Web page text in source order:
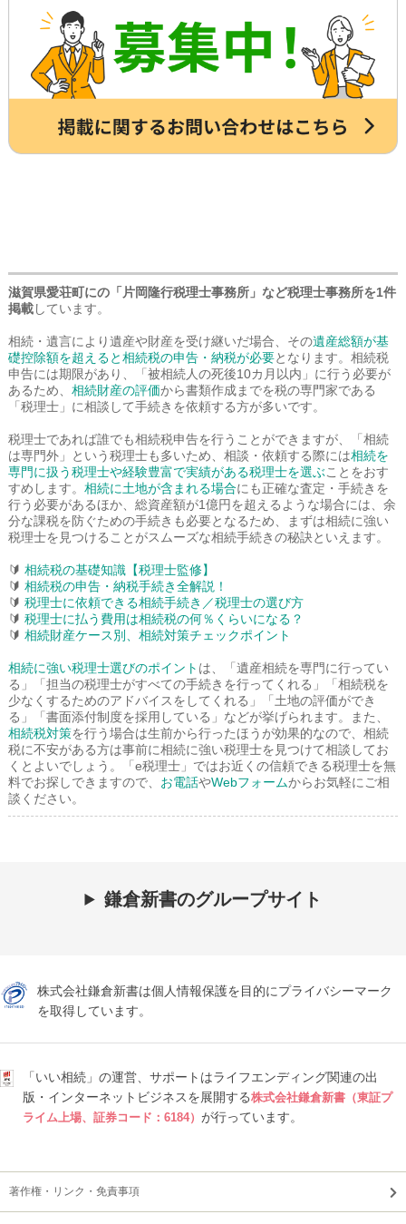
滋賀県愛荘町にの「片岡隆行税理士事務所」など税理士事務所を1件
掲載しています。
相続・遺言により遺産や財産を受け継いだ場合、その遺産総額が基
礎控除額を超えると相続税の申告・納税が必要となります。相続税
申告には期限があり、「被相続人の死後10カ月以内」に行う必要が
あるため、 相続財産の評価から書類作成までを税の専門家である
「税理士」に相談して手続きを依頼する方が多いです。
税理士であれば誰でも相続税申告を行うことができますが、「相続
は専門外」という税理士も多いため、相談・依頼する際には相続を
専門に扱う税理士や経験豊富で実績がある税理士を選ぶことをおす
すめします。 相続に土地が含まれる場合にも正確な査定・手続きを
行う必要があるほか、総資産額が1億円を超えるような場合には、余
分な課税を防ぐための手続きも必要となるため、まずは相続に強い
税理士を見つけることがスムーズな相続手続きの秘訣といえます。
🔰 相続税の基礎知識【税理士監修】
🔰 相続税の申告・納税手続き全解説！
🔰 税理士に依頼できる相続手続き／税理士の選び方
🔰 税理士に払う費用は相続税の何％くらいになる？
🔰 相続財産ケース別、相続対策チェックポイント
相続に強い税理士選びのポイント は、「遺産相続を専門に行ってい
る」「担当の税理士がすべての手続きを行ってくれる」「相続税を
少なくするためのアドバイスをしてくれる」「土地の評価ができ
る」「書面添付制度を採用している」などが挙げられます。また、
相続税対策を行う場合は生前から行ったほうが効果的なので、相続
税に不安がある方は事前に相続に強い税理士を見つけて相談してお
くとよいでしょう。「e税理士」ではお近くの信頼できる税理士を無
料でお探しできますので、 お電話やWebフォームからお気軽にご相
談ください。
鎌倉新書のグループサイト
株式会社鎌倉新書は個人情報保護を目的にプライバシーマーク
を取得しています。
「いい相続」の運営、サポートはライフエンディング関連の出
版・インターネットビジネスを展開する株式会社鎌倉新書（東証プ
ライム上場、証券コード：6184） が行っています。
著作権・リンク・免責事項